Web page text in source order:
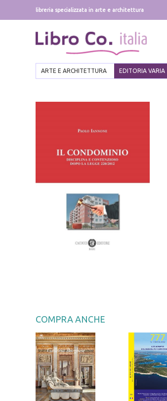
libreria specializzata in arte e architettura
ARTE E ARCHITETTURA EDITORIA VARIA
COMPRA ANCHE